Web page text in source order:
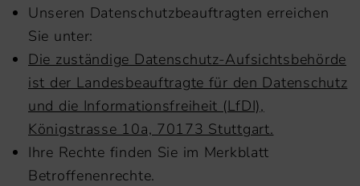
Unseren Datenschutzbeauftragten erreichen
Sie unter:
Die zuständige Datenschutz-Aufsichtsbehörde
ist der Landesbeauftragte für den Datenschutz
und die Informationsfreiheit (LfDI),
Königstrasse 10a, 70173 Stuttgart.
Ihre Rechte finden Sie im Merkblatt
Betroffenenrechte.